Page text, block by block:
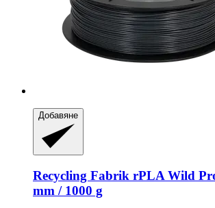
Добавяне
Recycling Fabrik rPLA Wild
mm / 1000 g